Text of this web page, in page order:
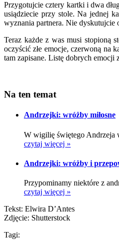
Przygotujcie cztery kartki i dwa
usiądziecie przy stole. Na jednej
wyznania partnera. Nie
Teraz każde z was musi stopioną
oczyścić złe emocje, czerwoną na
tam zapisane. Listę dobrych
Na ten temat
Andrzejki: wróżby miłosne
W wigilię świętego Andrzeja
czytaj więcej »
Andrzejki: wróżby i
Przypominamy niektóre z
czytaj więcej »
Tekst: Elwira D’Antes
Zdjęcie: Shutterstock
Tagi: